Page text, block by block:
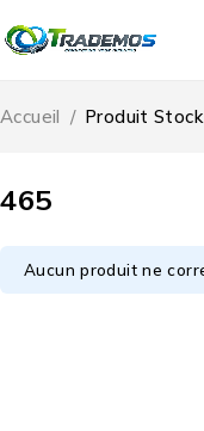
465
Accueil / Produit
Aucun produit ne